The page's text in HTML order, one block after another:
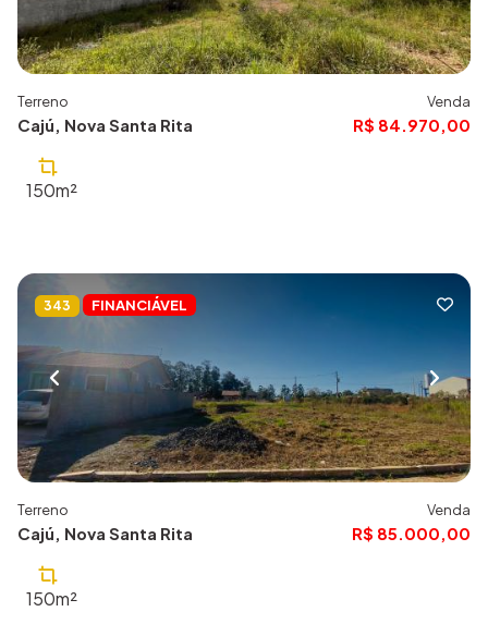
Terreno
Cajú, Nova Santa Rita
Venda
R$ 84.970,00
150m²
343 FINANCIÁVEL
Terreno
Cajú, Nova Santa Rita
Venda
R$ 85.000,00
150m²